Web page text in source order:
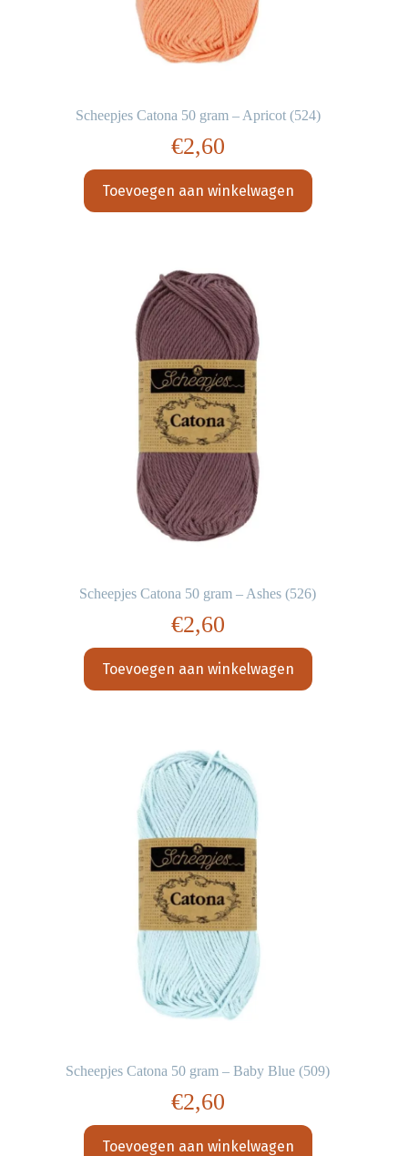
Scheepjes Catona 50 gram – Apricot (524)
€2,60
Toevoegen aan winkelwagen
Scheepjes Catona 50 gram – Ashes (526)
€2,60
Toevoegen aan winkelwagen
Scheepjes Catona 50 gram – Baby Blue (509)
€2,60
Toevoegen aan winkelwagen